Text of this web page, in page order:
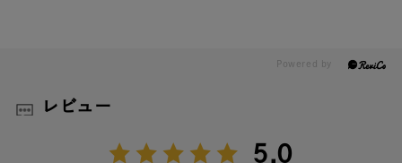
レビュー
5.0